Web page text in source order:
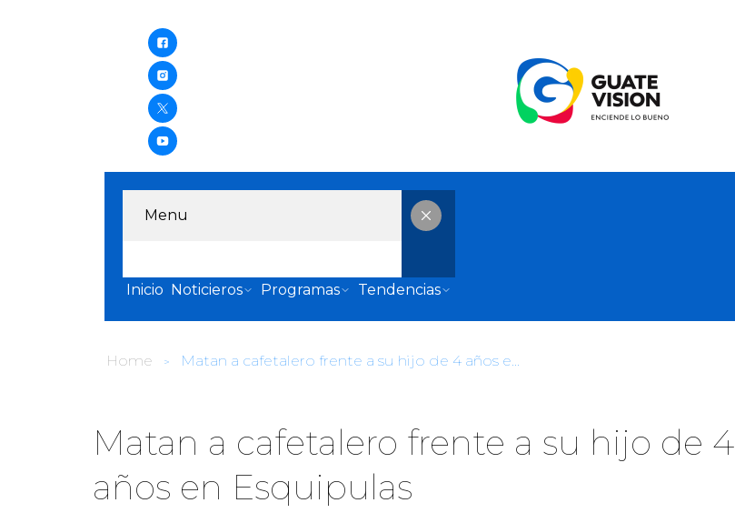
Menu
Inicio Noticieros Programas Tendencias
Home Matan a cafetalero frente a su hijo de 4 años en Esquipulas
Matan a cafetalero frente a su hijo de 4
años en Esquipulas